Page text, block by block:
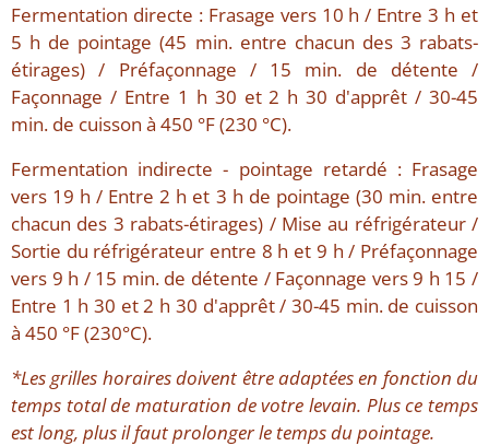
Fermentation directe : Frasage vers 10 h / Entre 3 h et
5 h de pointage (45 min. entre chacun des 3 rabats-
étirages) / Préfaçonnage / 15 min. de détente /
Façonnage / Entre 1 h 30 et 2 h 30 d'apprêt / 30-45
min. de cuisson à 450 °F (230 °C).
Fermentation indirecte - pointage retardé : Frasage
vers 19 h / Entre 2 h et 3 h de pointage (30 min. entre
chacun des 3 rabats-étirages) / Mise au réfrigérateur /
Sortie du réfrigérateur entre 8 h et 9 h / Préfaçonnage
vers 9 h / 15 min. de détente / Façonnage vers 9 h 15 /
Entre 1 h 30 et 2 h 30 d'apprêt / 30-45 min. de cuisson
à 450 °F (230°C).
*Les grilles horaires doivent être adaptées en fonction du
temps total de maturation de votre levain. Plus ce temps
est long, plus il faut prolonger le temps du pointage.